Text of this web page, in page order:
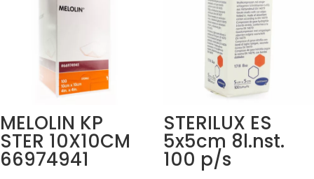
MELOLIN KP
STER 10X10CM
66974941
STERILUX ES
5x5cm 8l.nst.
100 p/s